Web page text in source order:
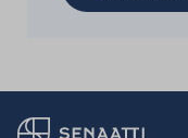
Palaa taikaisin etusivulle